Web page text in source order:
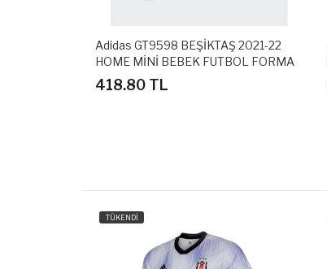
Adidas GT9598 BEŞİKTAŞ 2021-22
HOME MİNİ BEBEK FUTBOL FORMA
SETİ
418.80 TL
TÜKENDİ